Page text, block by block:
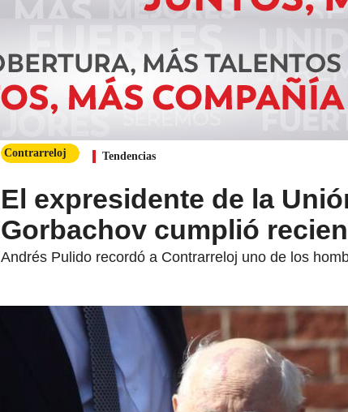
Contrarreloj Tendencias
El expresidente de la
Gorbachov cumplió
Andrés Pulido recordó a Contrarreloj uno de los